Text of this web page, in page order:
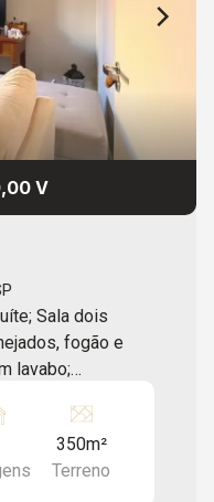
V
Sala dois
fogão e
lavabo;
(ESAGS), á
ao SESI, á
350m²
Terreno